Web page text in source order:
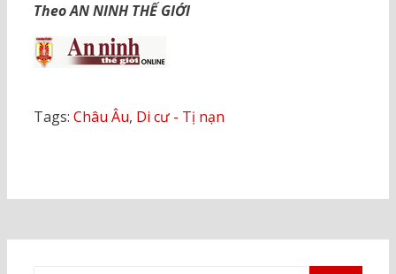
Theo AN NINH THẾ GIỚI
Tags: Châu Âu, Di cư - Tị nạn